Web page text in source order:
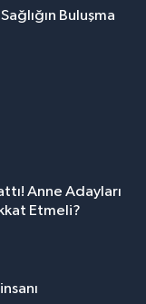
Buluşma
Anne Adayları
Etmeli?